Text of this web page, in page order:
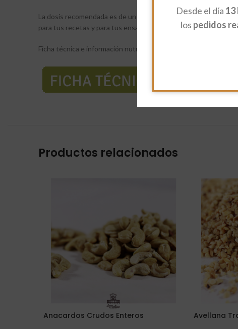
Desde el día 13
los pedidos
La dosis recomendada es de un puñado o dos al día (unos 12-
para tus recetas y para tus ensaladas.
Ficha técnica e información nutricional:
Productos relacionados
Anacardos Crudos Enteros Avellana